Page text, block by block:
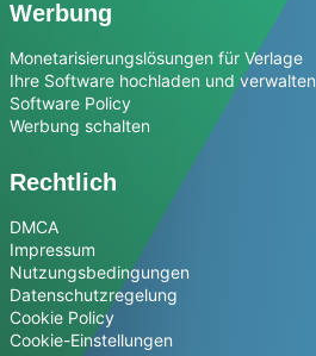
Werbung
Monetarisierungslösungen für Verlage
Ihre Software hochladen und verwalten
Software Policy
Werbung schalten
Rechtlich
DMCA
Impressum
Nutzungsbedingungen
Datenschutzregelung
Cookie Policy
Cookie-Einstellungen